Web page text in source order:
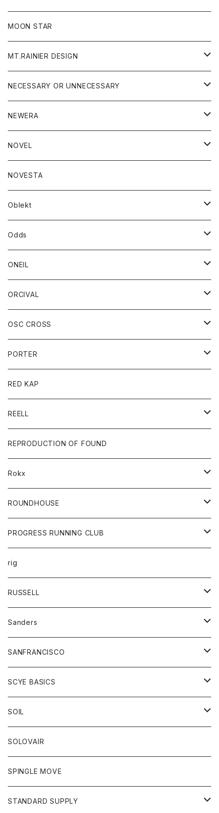
フリース
ジャケット
ニット
パンツ
帽子
MOON STAR
MT.RAINIER DESIGN
アウター
コート
ジャケット
アクセサリー
バッグ
グッズ
ウォレット
靴
トップス
ジャケット
シャツ
ボトム
ショートパンツ
パンツ
レディース
シャツ
Tシャツ
NECESSARY OR UNNECESSARY
アウター
コート
ジャケット
アクセサリー
バッグ
ブレスレット
グッズ
靴
ストール/マフラー
トップス
シャツ
シャツジャケット
ロングスリーブＴシャツ
ボトム
ショートパンツ
ジーンズ
NEWERA
帽子
NOVEL
トップス
カットソー
スエット
ボトム
NOVESTA
Oblekt
ボトム
ショートパンツ
パンツ
レディース
ボトム
Odds
帽子
ONEIL
スカート
ORCIVAL
アウター
コート
ジャケット
アクセサリー
バッグ
キッズ
Tシャツ
帽子
グッズ
靴
バック
トップス
カットソー
カーディガン
ニット
ベスト
ボトムス
ショートパンツ
パンツ
レディース
カットソー
コート
ボトム
ワンピース
OSC CROSS
ダウンジャケット
PORTER
カードホルダー
キーホルダー
財布
バック
RED KAP
REELL
パンツ
ショートパンツ
REPRODUCTION OF FOUND
Rokx
ボトム
ROUNDHOUSE
エプロン
キッズ
オーバーオール
ボトム
ペインターパンツ
PROGRESS RUNNING CLUB
トップス
Tシャツ
グッズ
帽子
rig
RUSSELL
アウター
コート
パーカー
スカート
Tシャツ
トップス
Tシャツ
トレーナー
ボトム
ショートパンツ
スカート
レディース
スカート
アクセサリー
Sanders
グッズ
靴
SANFRANCISCO
アウター
カーディガン
コート
グッズ
ネクタイ
グローブ
アクセサリー
トップス
カットソー
ボトム
SCYE BASICS
ボトム
ジーンズ
チノパン
トップス
ポロシャツ
ベスト
靴
SOIL
靴
ワンピース
トップス
SOLOVAIR
SPINGLE MOVE
STANDARD SUPPLY